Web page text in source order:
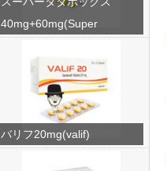
40mg+60mg(Super
バリフ20mg(valif)